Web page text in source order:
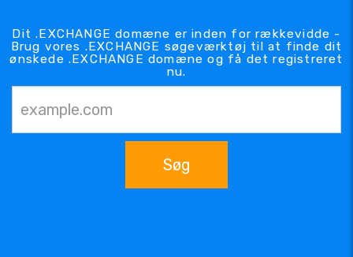
Dit .EXCHANGE domæne er inden for rækkevidde -
Brug vores .EXCHANGE søgeværktøj til at finde dit
ønskede .EXCHANGE domæne og få det registreret
nu.
Søg